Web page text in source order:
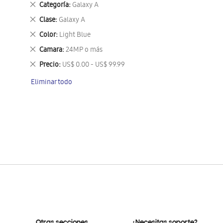
Categoría Galaxy A
Eliminar
este
artículo
Clase Galaxy A
Eliminar
este
artículo
Color Light Blue
Eliminar
este
artículo
Camara 24MP o más
Eliminar
este
artículo
Precio US$ 0.00 - US$ 99.99
Eliminar
artículo
Eliminar todo